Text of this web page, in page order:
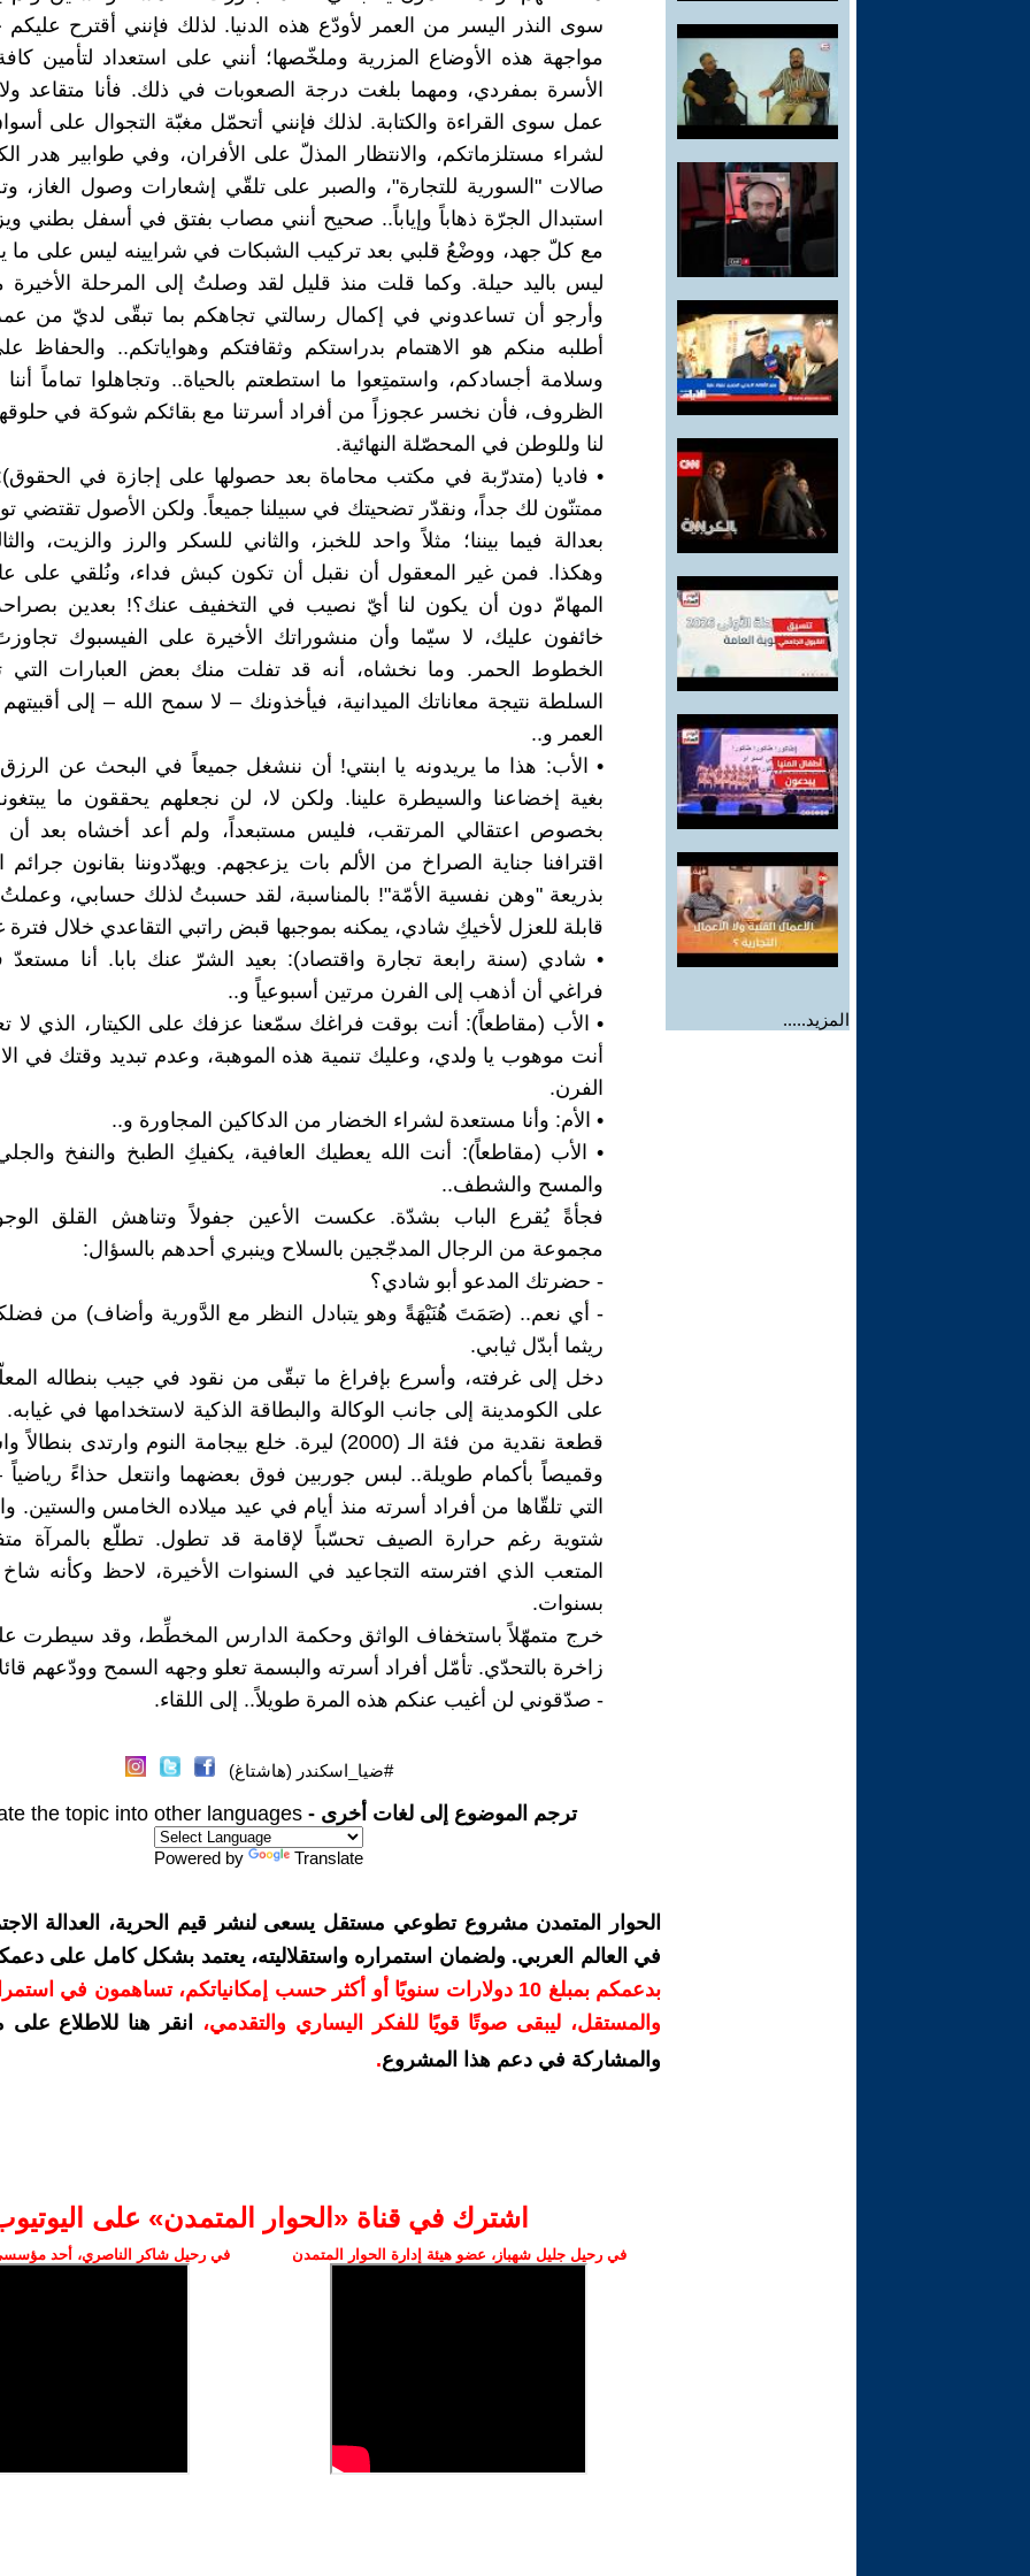
المزيد.....
سوى النذر اليسر من العمر لأودّع هذه الدنيا. لذلك فإنني أقترح
مواجهة هذه الأوضاع المزرية وملخّصها؛ أنني على استعداد لتأمين
الأسرة بمفردي، ومهما بلغت درجة الصعوبات في ذلك. فأنا متقاعد
عمل سوى القراءة والكتابة. لذلك فإنني أتحمّل مغبّة التجوال على
لشراء مستلزماتكم، والانتظار المذلّ على الأفران، وفي طوابير هدر
صالات "السورية للتجارة"، والصبر على تلقّي إشعارات وصول الغاز،
استبدال الجرّة ذهاباً وإياباً.. صحيح أنني مصاب بفتق في أسفل بطني
مع كلّ جهد، ووضْعُ قلبي بعد تركيب الشبكات في شرايينه ليس على ما
ليس باليد حيلة. وكما قلت منذ قليل لقد وصلتُ إلى المرحلة الأخيرة
وأرجو أن تساعدوني في إكمال رسالتي تجاهكم بما تبقّى لديّ من
أطلبه منكم هو الاهتمام بدراستكم وثقافتكم وهواياتكم.. والحفاظ
وسلامة أجسادكم، واستمتِعوا ما استطعتم بالحياة.. وتجاهلوا تماماً
الظروف، فأن نخسر عجوزاً من أفراد أسرتنا مع بقائكم شوكة في
لنا وللوطن في المحصّلة النهائية.
• فاديا (متدرّبة في مكتب محاماة بعد حصولها على إجازة في الحقوق):
ممتنّون لك جداً، ونقدّر تضحيتك في سبيلنا جميعاً. ولكن الأصول تقتضي
بعدالة فيما بيننا؛ مثلاً واحد للخبز، والثاني للسكر والرز والزيت،
وهكذا. فمن غير المعقول أن نقبل أن تكون كبش فداء، ونُلقي على
المهامّ دون أن يكون لنا أيّ نصيب في التخفيف عنك؟! بعدين
خائفون عليك، لا سيّما وأن منشوراتك الأخيرة على الفيسبوك
الخطوط الحمر. وما نخشاه، أنه قد تفلت منك بعض العبارات التي
السلطة نتيجة معاناتك الميدانية، فيأخذونك – لا سمح الله – إلى
العمر و..
• الأب: هذا ما يريدونه يا ابنتي! أن ننشغل جميعاً في البحث عن
بغية إخضاعنا والسيطرة علينا. ولكن لا، لن نجعلهم يحققون ما
بخصوص اعتقالي المرتقب، فليس مستبعداً، ولم أعد أخشاه بعد أن
اقترافنا جناية الصراخ من الألم بات يزعجهم. ويهدّدوننا بقانون جرائم
بذريعة "وهن نفسية الأمّة"! بالمناسبة، لقد حسبتُ لذلك حسابي، وعملتُ
قابلة للعزل لأخيكِ شادي، يمكنه بموجبها قبض راتبي التقاعدي خلال فترة
• شادي (سنة رابعة تجارة واقتصاد): بعيد الشرّ عنك بابا. أنا
فراغي أن أذهب إلى الفرن مرتين أسبوعياً و..
• الأب (مقاطعاً): أنت بوقت فراغك سمّعنا عزفك على الكيتار، الذي لا
أنت موهوب يا ولدي، وعليك تنمية هذه الموهبة، وعدم تبديد وقتك في
الفرن.
• الأم: وأنا مستعدة لشراء الخضار من الدكاكين المجاورة و..
• الأب (مقاطعاً): أنت الله يعطيك العافية، يكفيكِ الطبخ والنفخ
والمسح والشطف..
فجأةً يُقرع الباب بشدّة. عكست الأعين جفولاً وتناهش القلق
مجموعة من الرجال المدجّجين بالسلاح وينبري أحدهم بالسؤال:
- حضرتك المدعو أبو شادي؟
- أي نعم.. (صَمَتَ هُنَيْهَةً وهو يتبادل النظر مع الدَّورية وأضاف) من
ريثما أبدّل ثيابي.
دخل إلى غرفته، وأسرع بإفراغ ما تبقّى من نقود في جيب بنطاله
على الكومدينة إلى جانب الوكالة والبطاقة الذكية لاستخدامها في
قطعة نقدية من فئة الـ (2000) ليرة. خلع بيجامة النوم وارتدى
وقميصاً بأكمام طويلة.. لبس جوربين فوق بعضهما وانتعل حذاءً رياضياً
التي تلقّاها من أفراد أسرته منذ أيام في عيد ميلاده الخامس والستين.
شتوية رغم حرارة الصيف تحسّباً لإقامة قد تطول. تطلّع بالمرآة
المتعب الذي افترسته التجاعيد في السنوات الأخيرة، لاحظ وكأنه
بسنوات.
خرج متمهّلاً باستخفاف الواثق وحكمة الدارس المخطِّط، وقد سيطرت
زاخرة بالتحدّي. تأمّل أفراد أسرته والبسمة تعلو وجهه السمح وودّعهم
- صدّقوني لن أغيب عنكم هذه المرة طويلاً.. إلى اللقاء.
#ضيا_اسكندر (هاشتاغ)
ترجم الموضوع إلى لغات أخرى - the topic into other languages
Powered by Translate
الحوار المتمدن مشروع تطوعي مستقل يسعى لنشر قيم الحرية، العدالة
في العالم العربي. ولضمان استمراره واستقلاليته، يعتمد بشكل كامل على
بدعمكم بمبلغ 10 دولارات سنويًا أو أكثر حسب إمكانياتكم، تساهمون في
والمستقل، ليبقى صوتًا قويًا للفكر اليساري والتقدمي،
انقر هنا للاطلاع
والمشاركة في دعم هذا المشروع.
اشترك في قناة ‫«الحوار المتمدن» على
في رحيل جليل شهباز، عضو هيئة إدارة الحوار المتمدن في رحيل شاكر الناصري، أحد